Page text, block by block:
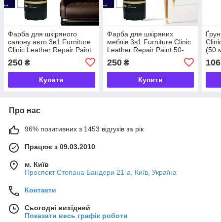
Фарба для шкіряного
салону авто 3в1 Furniture
Clinic Leather Repair Paint
50-1000 мл (11 кольорів
на вибір)
250 ₴
Купити
Фарба для шкіряних
меблів 3в1 Furniture Clinic
Leather Repair Paint 50-
1000 мл (11 кольорів на
вибір)
250₴
Купити
(50
106
Про нас
96% позитивних з 1453 відгуків за рік
Працює з 09.03.2010
м. Київ
Проспект Степана Бандери 21-а, Київ, Україна
Контакти
Сьогодні вихідний
Показати весь графік роботи